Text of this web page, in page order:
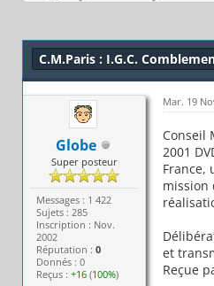
C.M.Paris : I.G.C.
Globe
Super posteur
Messages : 1 422
Sujets : 285
Inscription : Nov.
2002
Réputation :0
Donnés : 0
Reçus :+16 (100%)
Mar. 19
Conseil
2001
France,
mission
et
Reçue